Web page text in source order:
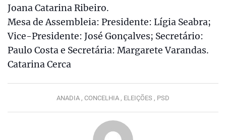
Joana Catarina Ribeiro.
Mesa de Assembleia: Presidente: Lígia Seabra;
Vice-Presidente: José Gonçalves; Secretário:
Paulo Costa e Secretária: Margarete Varandas.
Catarina Cerca
ANADIA , CONCELHIA , ELEIÇÕES , PSD